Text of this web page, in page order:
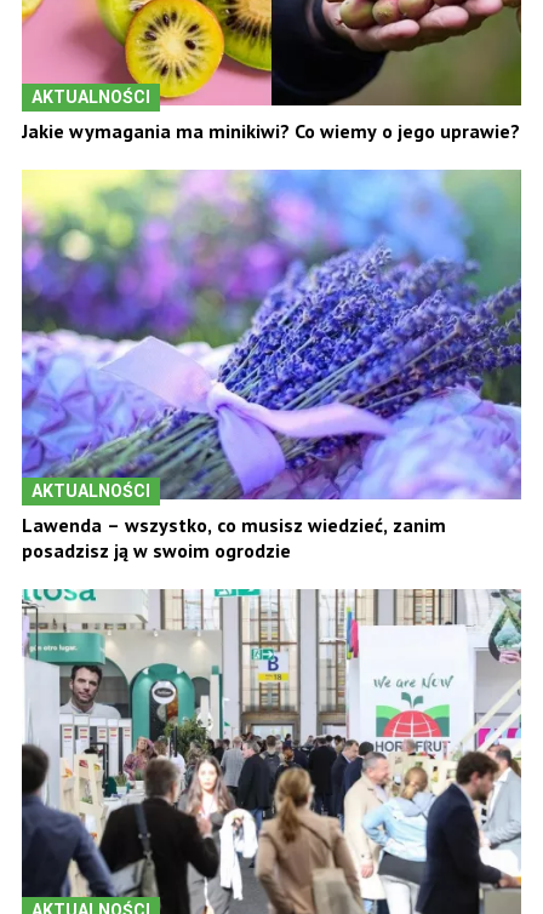
AKTUALNOŚCI
Jakie wymagania ma minikiwi? Co wiemy o jego uprawie?
AKTUALNOŚCI
Lawenda – wszystko, co musisz wiedzieć, zanim
posadzisz ją w swoim ogrodzie